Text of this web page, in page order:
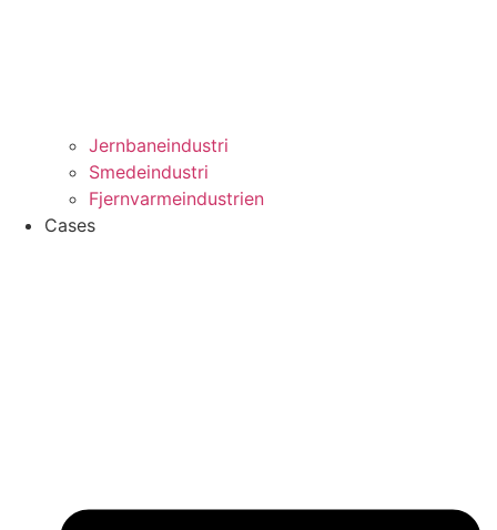
Jernbaneindustri
Smedeindustri
Fjernvarmeindustrien
Cases